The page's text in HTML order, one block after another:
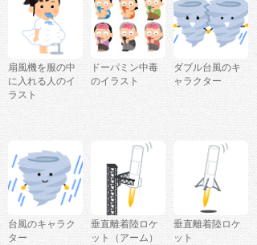
扇風機を服の中
に入れる人のイ
ラスト
ドーパミン中毒
のイラスト
ダブル台風のキ
ャラクター
台風のキャラク
ター
垂直離着陸ロケ
ット（アーム）
垂直離着陸ロケ
ット